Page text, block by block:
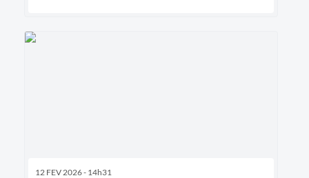
12 FEV 2026 - 14h31